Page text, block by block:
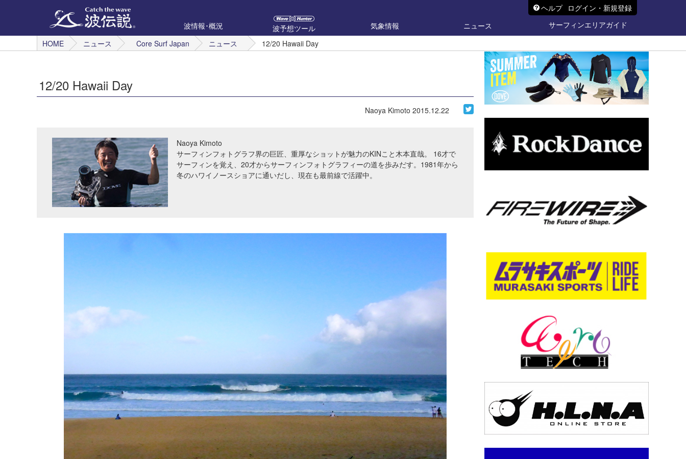
ヘルプ ログイン・新規登録
波情報･概況
波予想ツール 気象情報 ニュース
サーフィンエリアガイド
HOME
ニュース Core Surf Japan ニュース 12/20 Hawaii Day
12/20 Hawaii Day
Naoya Kimoto 2015.12.22
Naoya Kimoto
サーフィンフォトグラフ界の巨匠、重厚なショットが魅力のKINこと木本直哉。 16才で
サーフィンを覚え、20才からサーフィンフォトグラフィーの道を歩みだす。1981年から
冬のハワイノースショアに通いだし、現在も最前線で活躍中。